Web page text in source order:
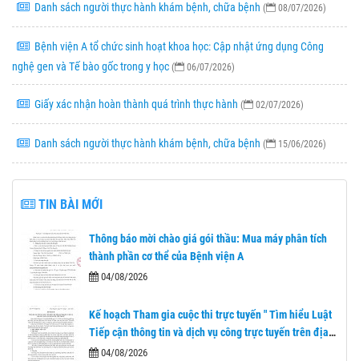
Danh sách người thực hành khám bệnh, chữa bệnh ( 08/07/2026)
Bệnh viện A tổ chức sinh hoạt khoa học: Cập nhật ứng dụng Công
nghệ gen và Tế bào gốc trong y học ( 06/07/2026)
Giấy xác nhận hoàn thành quá trình thực hành ( 02/07/2026)
Danh sách người thực hành khám bệnh, chữa bệnh ( 15/06/2026)
TIN BÀI MỚI
Thông báo mời chào giá gói thầu: Mua máy phân tích
thành phần cơ thể của Bệnh viện A
04/08/2026
Kế hoạch Tham gia cuộc thi trực tuyến " Tìm hiểu Luật
Tiếp cận thông tin và dịch vụ công trực tuyến trên địa
bàn tỉnh Thái Nguyên"
04/08/2026